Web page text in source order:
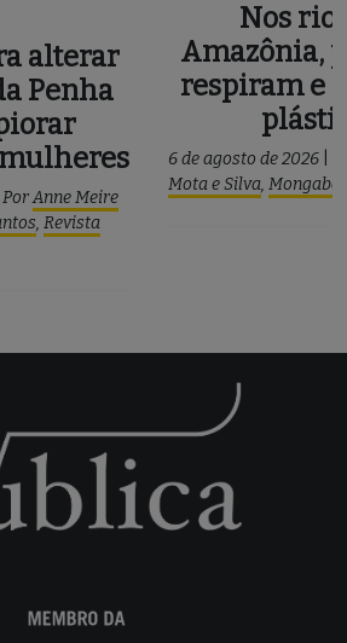
alterar
Penha
PorAnne Meire
, Revista
Nos
Amazônia,
respiram e
6 de agosto de 2026
Mota e Silva,